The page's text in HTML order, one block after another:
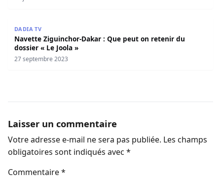
DADIA TV
Navette Ziguinchor-Dakar : Que peut on retenir du
dossier « Le Joola »
27 septembre 2023
Laisser un commentaire
Votre adresse e-mail ne sera pas publiée. Les champs
obligatoires sont indiqués avec *
Commentaire*